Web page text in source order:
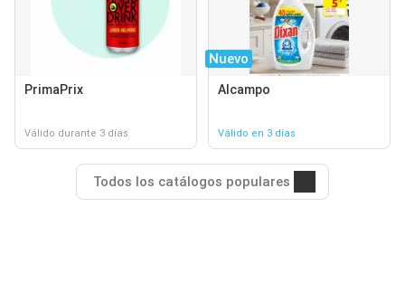
PrimaPrix
Válido durante 3 días
Nuevo
Alcampo
Válido en 3 días
Todos los catálogos populares